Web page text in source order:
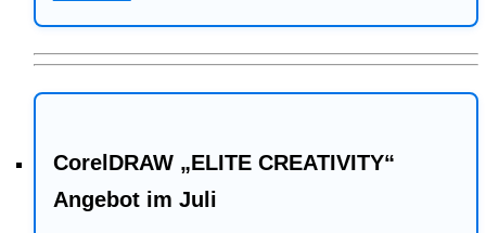
CorelDRAW „ELITE CREATIVITY“
Angebot im Juli